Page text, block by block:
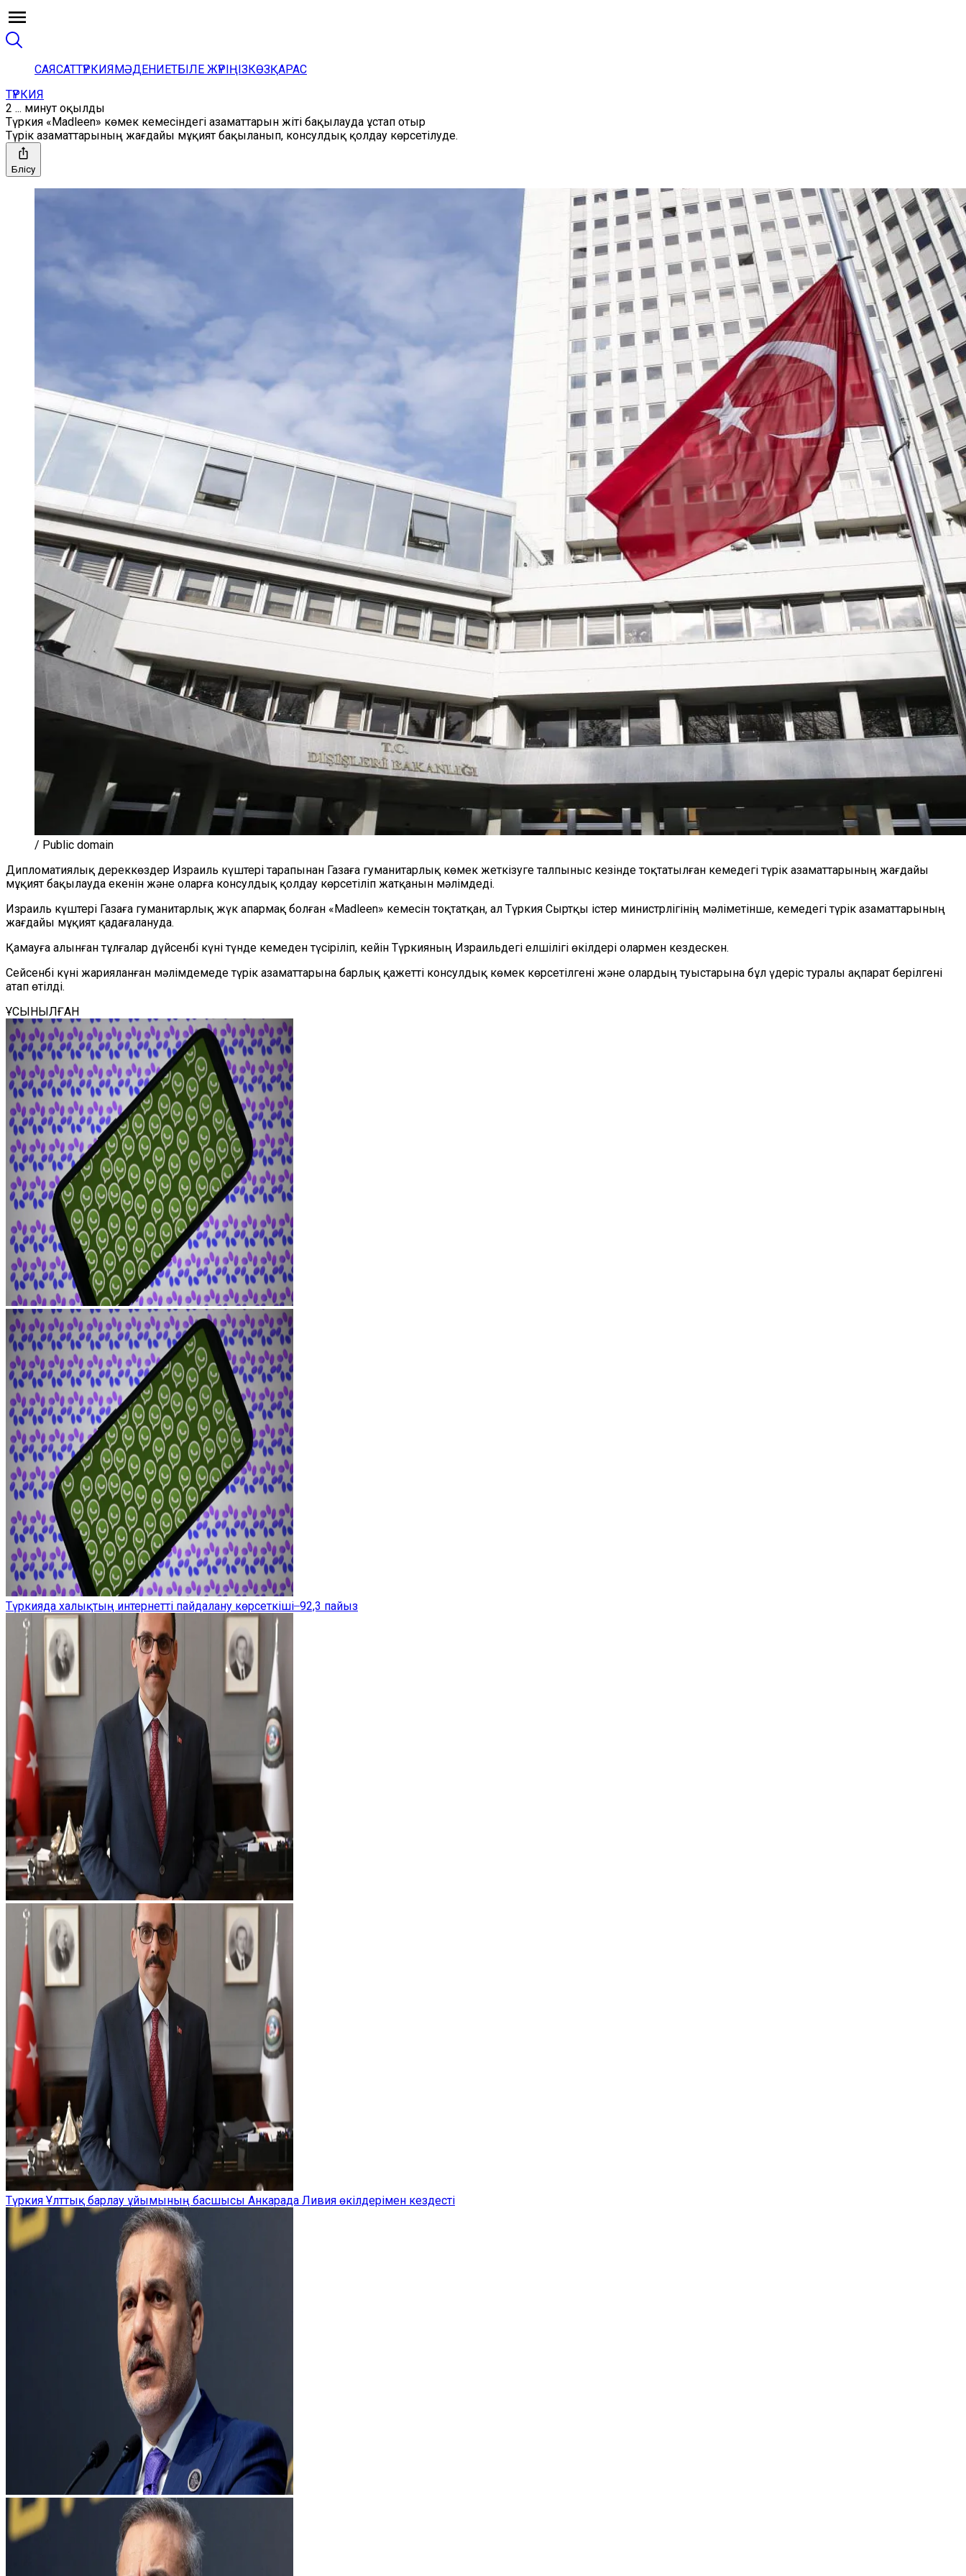
САЯСАТТҮРКИЯМӘДЕНИЕТБІЛЕ ЖҮРІҢІЗКӨЗҚАРАС
ТҮРКИЯ
2 ... минут оқылды
Түркия «Madleen» көмек кемесіндегі азаматтарын жіті бақылауда ұстап отыр
Түрік азаматтарының жағдайы мұқият бақыланып, консулдық қолдау көрсетілуде.
Бөлісу
/ Public domain
Дипломатиялық дереккөздер Израиль күштері тарапынан Газаға гуманитарлық көмек жеткізуге талпыныс кезінде тоқтатылған кемедегі түрік азаматтарының жағдайы
мұқият бақылауда екенін және оларға консулдық қолдау көрсетіліп жатқанын мәлімдеді.
Израиль күштері Газаға гуманитарлық жүк апармақ болған «Madleen» кемесін тоқтатқан, ал Түркия Сыртқы істер министрлігінің мәліметінше, кемедегі түрік азаматтарының
жағдайы мұқият қадағалануда.
Қамауға алынған тұлғалар дүйсенбі күні түнде кемеден түсіріліп, кейін Түркияның Израильдегі елшілігі өкілдері олармен кездескен.
Сейсенбі күні жарияланған мәлімдемеде түрік азаматтарына барлық қажетті консулдық көмек көрсетілгені және олардың туыстарына бұл үдеріс туралы ақпарат берілгені
атап өтілді.
ҰСЫНЫЛҒАН
Түркияда халықтың интернетті пайдалану көрсеткіші ̶ 92,3 пайыз
Түркия Ұлттық барлау ұйымының басшысы Анкарада Ливия өкілдерімен кездесті